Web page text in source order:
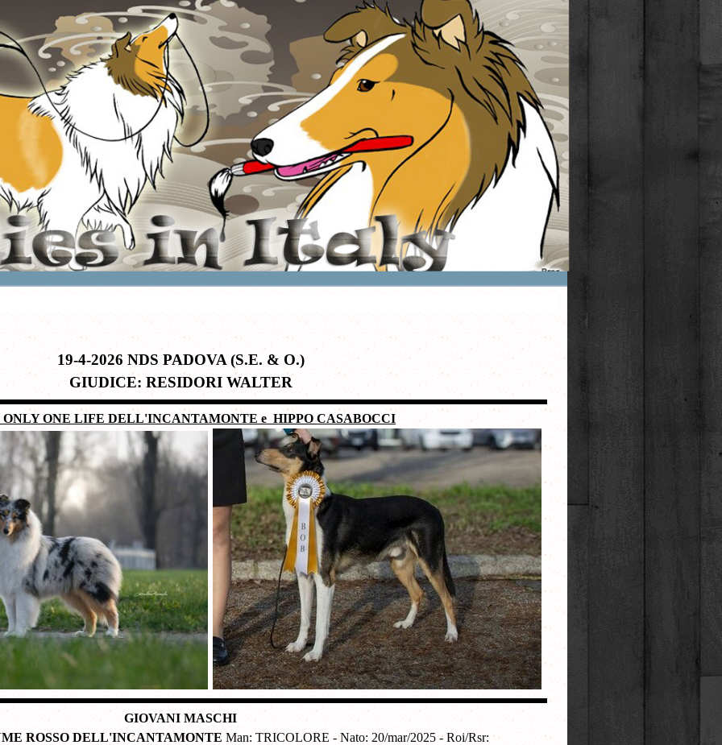
19-4-2026 NDS PADOVA (S.E. & O.)
GIUDICE: RESIDORI WALTER
ONLY ONE LIFE DELL'INCANTAMONTE e HIPPO CASABOCCI
GIOVANI MASCHI
ROSSO DELL'INCANTAMONTE Man: TRICOLORE - Nato: 20/mar/2025 - Roi/Rsr: